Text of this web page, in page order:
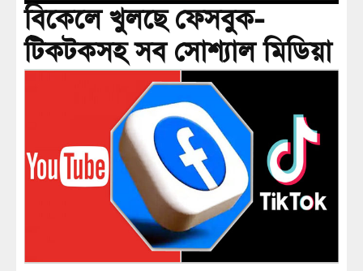
বিকেলে খুলছে ফেসবুক-
টিকটকসহ সব সোশ্যাল মিডিয়া